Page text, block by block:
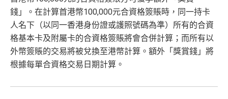
錢」。在計算首港幣100,000元合資格簽賬時，同一持卡
人名下（以同一香港身份證或護照號碼為準）所有的合資
格基本卡及附屬卡的合資格簽賬將會合併計算；而所有以
外幣簽賬的交易將被兌換至港幣計算。額外「獎賞錢」將
根據每單合資格交易日期計算。